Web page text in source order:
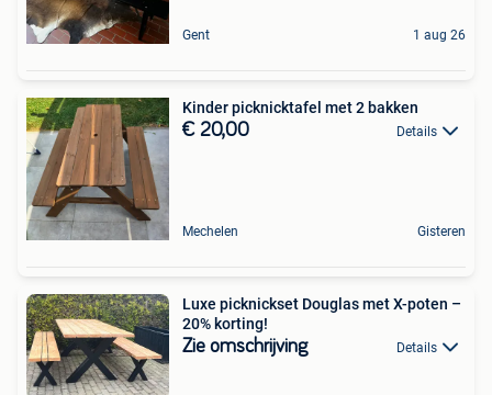
Gent 1 aug 26
Kinder picknicktafel met 2 bakken
€ 20,00 Details
Mechelen Gisteren
Luxe picknickset Douglas met X-poten –
20% korting!
Zie omschrijving Details